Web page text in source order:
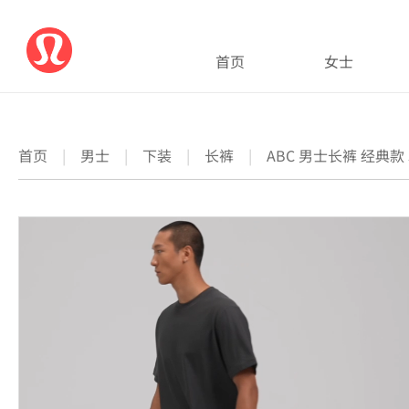
首页 女士
首页 | 男士 | 下装 | 长裤 | ABC 男士长裤 经典